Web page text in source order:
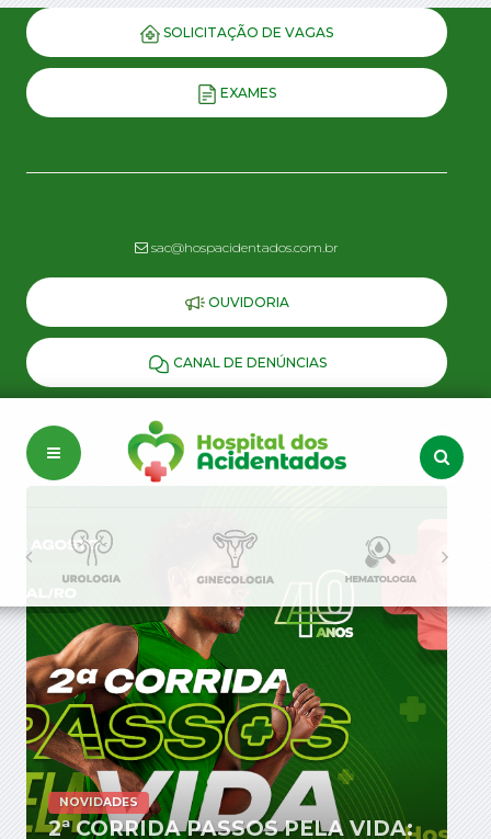
SOLICITAÇÃO DE VAGAS
EXAMES
sac@hospacidentados.com.br
OUVIDORIA
CANAL DE DENÚNCIAS
NOVIDADES
2ª CORRIDA PASSOS PELA VIDA: